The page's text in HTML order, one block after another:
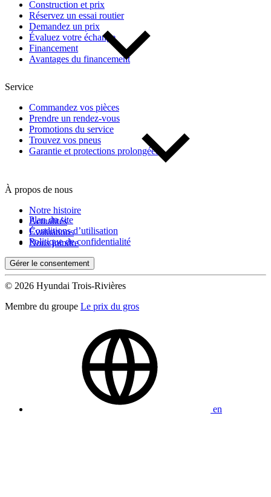
Construction et prix
Réservez un essai routier
Demandez un prix
Évaluez votre échange
Financement
Avantages du financement
Service
Commandez vos pièces
Prendre un rendez-vous
Promotions du service
Trouvez vos pneus
Garantie et protections prolongées
À propos de nous
Notre histoire
Actualités
Évaluations
Nous joindre
Plan du site
Conditions d’utilisation
Politique de confidentialité
Gérer le consentement
© 2026 Hyundai Trois-Rivières
Membre du groupe Le prix du gros
en